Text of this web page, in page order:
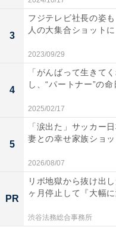
3
フジテレビ社長の姿
人の大集合ショット
2023/09/29
4
「がんばって生きて
し、“パートナー”の
2025/02/17
5
「涙出た」サッカー
妻との幸せ家族ショ
2026/08/07
PR
リボ地獄から抜け出
ヶ月停止して『大幅
渋谷法務総合事務所